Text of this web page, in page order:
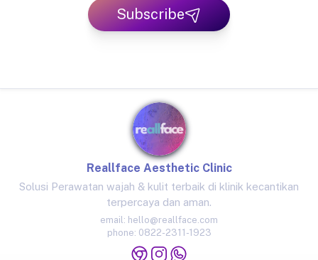
Subscribe
Reallface Aesthetic Clinic
Solusi Perawatan wajah & kulit terbaik di klinik kecantikan
terpercaya dan aman.
email: hello@reallface.com
phone: 0822-2311-1923